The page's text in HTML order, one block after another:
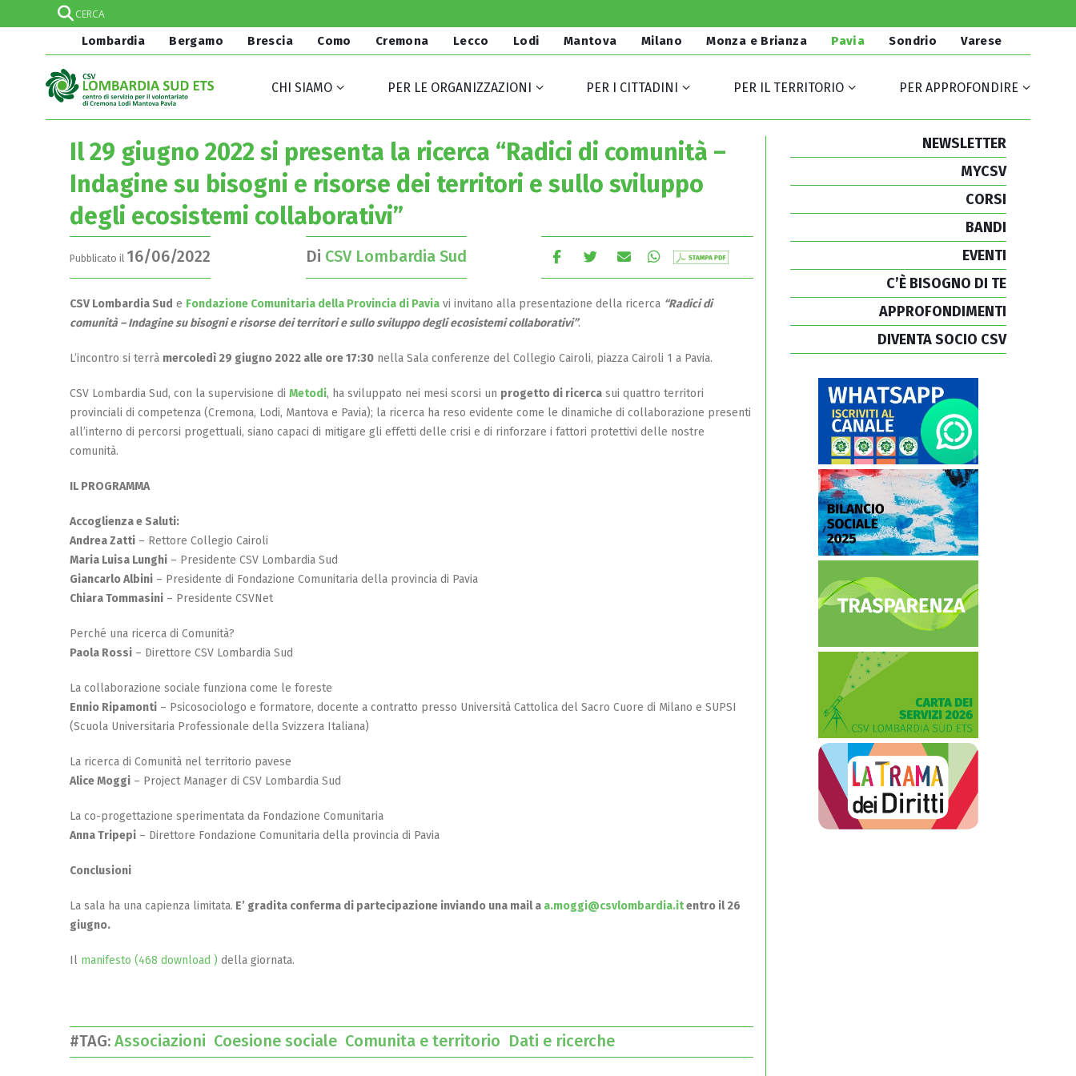
Lombardia Bergamo Brescia Como Cremona Lecco Lodi Mantova Milano Monza e Brianza Pavia Sondrio Varese
CHI SIAMO PER LE ORGANIZZAZIONI PER I CITTADINI PER IL TERRITORIO PER APPROFONDIRE
Il 29 giugno 2022 si presenta la ricerca “Radici di comunità –
Indagine su bisogni e risorse dei territori e sullo sviluppo
degli ecosistemi collaborativi”
Pubblicato il 16/06/2022 Di CSV Lombardia Sud
CSV Lombardia Sud e Fondazione Comunitaria della Provincia di Pavia vi invitano alla presentazione della ricerca “Radici di
comunità – Indagine su bisogni e risorse dei territori e sullo sviluppo degli ecosistemi collaborativi”.
L’incontro si terrà mercoledì 29 giugno 2022 alle ore 17:30 nella Sala conferenze del Collegio Cairoli, piazza Cairoli 1 a Pavia.
CSV Lombardia Sud, con la supervisione di Metodi, ha sviluppato nei mesi scorsi un progetto di ricerca sui quattro territori
provinciali di competenza (Cremona, Lodi, Mantova e Pavia); la ricerca ha reso evidente come le dinamiche di collaborazione presenti
all’interno di percorsi progettuali, siano capaci di mitigare gli effetti delle crisi e di rinforzare i fattori protettivi delle nostre
comunità.
IL PROGRAMMA
Accoglienza e Saluti:
Andrea Zatti – Rettore Collegio Cairoli
Maria Luisa Lunghi – Presidente CSV Lombardia Sud
Giancarlo Albini – Presidente di Fondazione Comunitaria della provincia di Pavia
Chiara Tommasini – Presidente CSVNet
Perché una ricerca di Comunità?
Paola Rossi – Direttore CSV Lombardia Sud
La collaborazione sociale funziona come le foreste
Ennio Ripamonti – Psicosociologo e formatore, docente a contratto presso Università Cattolica del Sacro Cuore di Milano e SUPSI
(Scuola Universitaria Professionale della Svizzera Italiana)
La ricerca di Comunità nel territorio pavese
Alice Moggi – Project Manager di CSV Lombardia Sud
La co-progettazione sperimentata da Fondazione Comunitaria
Anna Tripepi – Direttore Fondazione Comunitaria della provincia di Pavia
Conclusioni
La sala ha una capienza limitata. E’ gradita conferma di partecipazione inviando una mail a a.moggi@csvlombardia.itentro il 26
giugno.
Il manifesto (468 download ) della giornata.
#TAG: Associazioni Coesione sociale Comunita e territorio Dati e ricerche
NEWSLETTER
MYCSV
CORSI
BANDI
EVENTI
C’È BISOGNO DI TE
APPROFONDIMENTI
DIVENTA SOCIO CSV